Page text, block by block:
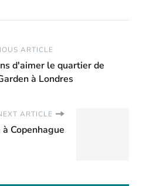
ARTICLE
d'aimer le quartier de
à Londres
ARTICLE
Copenhague